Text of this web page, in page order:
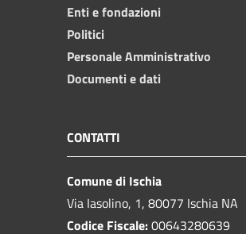
Enti e fondazioni
Politici
Personale Amministrativo
Documenti e dati
CONTATTI
Comune di Ischia
Via Iasolino, 1, 80077 Ischia NA
Codice Fiscale:00643280639